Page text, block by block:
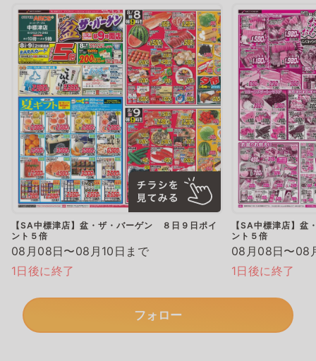
【SA中標津店】盆・ザ・バーゲン ８日９日ポイ
ント５倍
08月08日〜08月10日まで
1日後に終了
【SA中標津店】
ント５倍
08月08日〜08
1日後に終了
フォロー